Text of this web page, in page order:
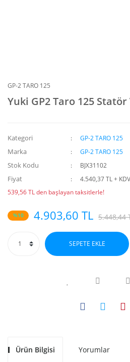
GP-2 TARO 125
Yuki GP2 Taro 125 Statör
Kategori GP-2 TARO 125
Marka GP-2 TARO 125
Stok Kodu BJX31102
Fiyat
4.540,37 TL + KDV
539,56 TL den başlayan taksitlerle!
%10 4.903,60 TL 5.448,44
SEPETE EKLE
Ürün Bilgisi Yorumlar